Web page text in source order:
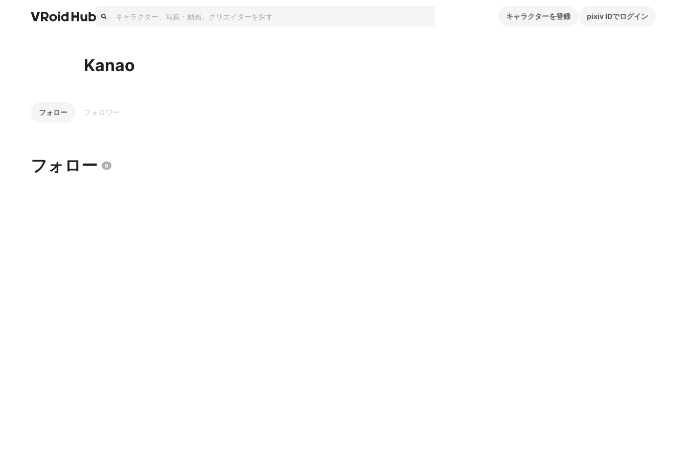
キャラクターを登録 pixiv IDでログイン
Kanao
フォロー フォロワー
フォロー 0